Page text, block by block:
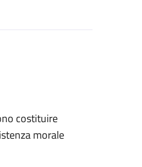
costituire
morale